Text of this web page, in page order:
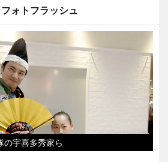
フォトフラッシュ
の宇喜多秀家ら